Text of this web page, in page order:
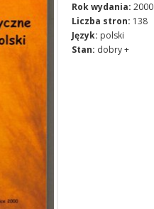
Rok wydania: 2000
Liczba stron: 138
Język: polski
Stan: dobry +